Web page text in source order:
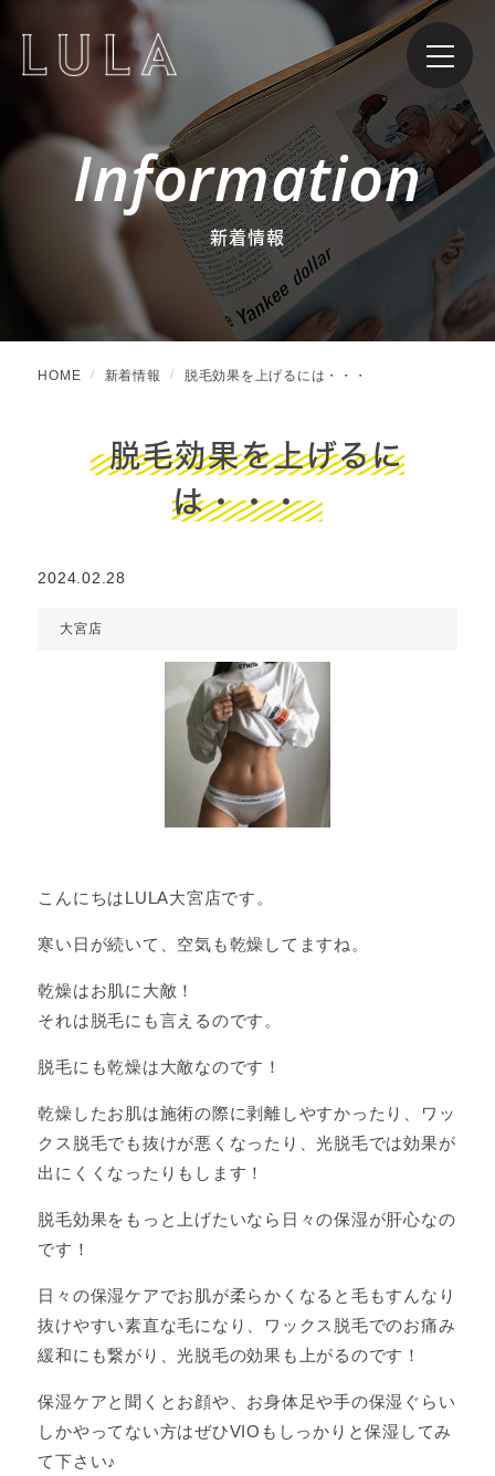
Information
新着情報
HOME 新着情報 脱毛効果を上げるには・・・
脱毛効果を上げるに
は・・・
2024.02.28
大宮店
こんにちはLULA大宮店です。
寒い日が続いて、空気も乾燥してますね。
乾燥はお肌に大敵！
それは脱毛にも言えるのです。
脱毛にも乾燥は大敵なのです！
乾燥したお肌は施術の際に剥離しやすかったり、ワッ
クス脱毛でも抜けが悪くなったり、光脱毛では効果が
出にくくなったりもします！
脱毛効果をもっと上げたいなら日々の保湿が肝心なの
です！
日々の保湿ケアでお肌が柔らかくなると毛もすんなり
抜けやすい素直な毛になり、ワックス脱毛でのお痛み
緩和にも繋がり、光脱毛の効果も上がるのです！
保湿ケアと聞くとお顔や、お身体足や手の保湿ぐらい
しかやってない方はぜひVIOもしっかりと保湿してみ
て下さい♪